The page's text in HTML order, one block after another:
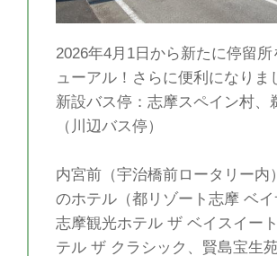
2026年4月1日から新たに停留
ューアル！さらに便利になりま
新設バス停：志摩スペイン村、
（川辺バス停）
内宮前（宇治橋前ロータリー内
のホテル（都リゾート志摩 ベイ
志摩観光ホテル ザ ベイスイー
テル ザ クラシック、賢島宝生